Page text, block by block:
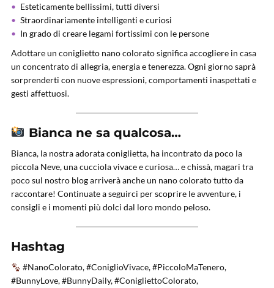
Esteticamente bellissimi, tutti diversi
Straordinariamente intelligenti e curiosi
In grado di creare legami fortissimi con le persone
Adottare un coniglietto nano colorato significa accogliere in casa
un concentrato di allegria, energia e tenerezza. Ogni giorno saprà
sorprenderti con nuove espressioni, comportamenti inaspettati e
gesti affettuosi.
Bianca ne sa qualcosa…
Bianca, la nostra adorata coniglietta, ha incontrato da poco la
piccola Neve, una cucciola vivace e curiosa… e chissà, magari tra
poco sul nostro blog arriverà anche un nano colorato tutto da
raccontare! Continuate a seguirci per scoprire le avventure, i
consigli e i momenti più dolci dal loro mondo peloso.
Hashtag
#NanoColorato, #ConiglioVivace, #PiccoloMaTenero,
#BunnyLove, #BunnyDaily, #ConigliettoColorato,